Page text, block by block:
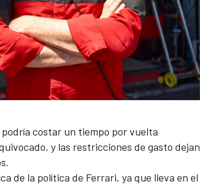
costar un tiempo por vuelta
y las restricciones de gasto dejan
de la política de Ferrari, ya que lleva en el